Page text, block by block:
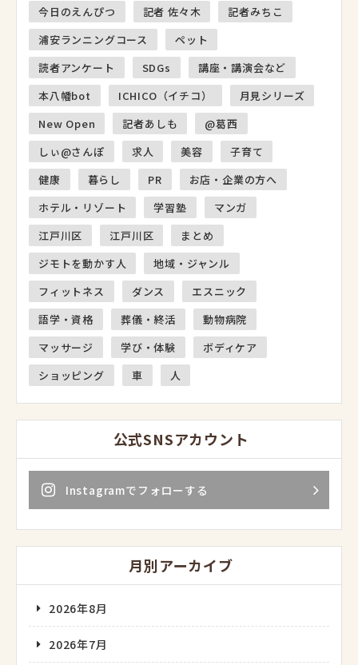
今日のえんぴつ
記者 佐々木
記者みちこ
浦安ランニングコース
ペット
読者アンケート
SDGs
講座・講演会など
本八幡bot
ICHICO（イチコ）
月見シリーズ
New Open
記者あしも
@葛西
しぃ@さんぽ
求人 美容
子育て
健康
暮らし PR
お店・企業の方へ
ホテル・リゾート
学習塾
マンガ
江戸川区
江戸川区
まとめ
ジモトを動かす人
地域・ジャンル
フィットネス
ダンス
エスニック
語学・資格
葬儀・終活
動物病院
マッサージ
学び・体験
ボディケア
ショッピング
車 人
公式SNSアカウント
Instagramでフォローする
月別アーカイブ
2026年8月
2026年7月